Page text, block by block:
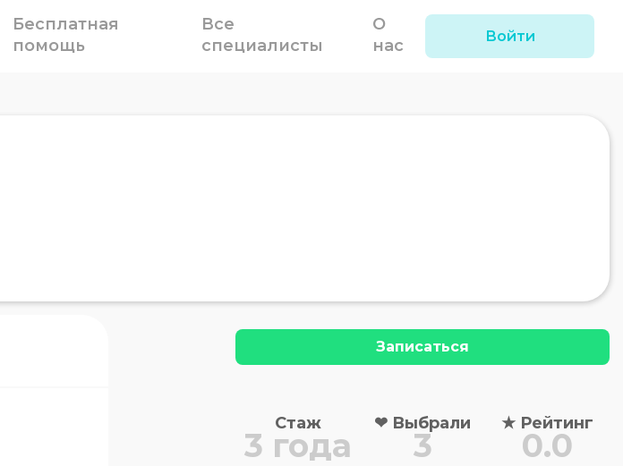
Бесплатная
помощь
Все
специалисты
О
нас Войти
Записаться
Стаж
3 года
❤ Выбрали
3
★ Рейтинг
0.0